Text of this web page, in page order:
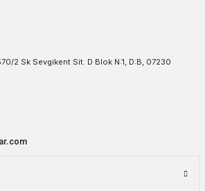
2 Sk Sevgikent Sit. D Blok N:1, D:B, 07230